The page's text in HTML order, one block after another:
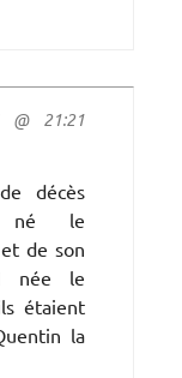
@ 21:21
décès
né le
de son
née le
étaient
la